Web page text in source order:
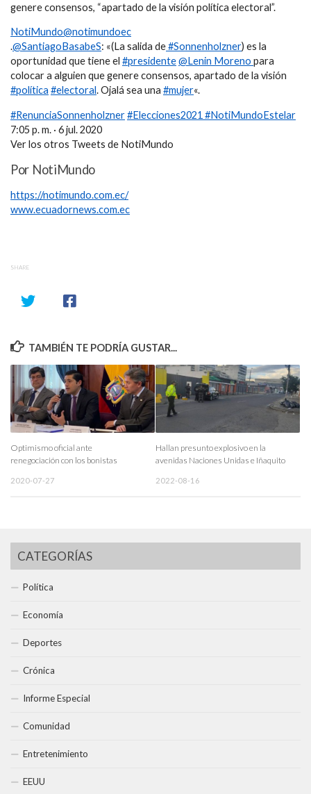
genere consensos, “apartado de la visión política electoral”.
NotiMundo@notimundoec
.@SantiagoBasabeS: «(La salida de#Sonnenholzner) es la
oportunidad que tiene el #presidente@Lenin Moreno para
colocar a alguien que genere consensos, apartado de la visión
#política #electoral . Ojalá sea una #mujer«.
#RenunciaSonnenholzner#Elecciones2021 #NotiMundoEstelar
7:05 p. m. · 6 jul. 2020
Ver los otros Tweets de NotiMundo
Por NotiMundo
https://notimundo.com.ec/
www.ecuadornews.com.ec
SHARE
TAMBIÉN TE PODRÍA GUSTAR...
Optimismo oficial ante
renegociación con los bonistas
2020-07-27
Hallan presunto explosivo en la
avenidas Naciones Unidas e Iñaquito
2022-08-16
CATEGORÍAS
Política
Economía
Deportes
Crónica
Informe Especial
Comunidad
Entretenimiento
EEUU